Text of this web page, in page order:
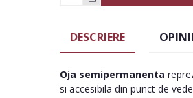
DESCRIERE OPINII
Oja semipermanenta
si accesibila din punct de